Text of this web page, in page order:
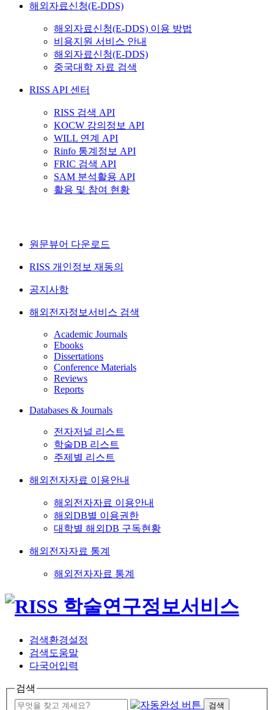
해외자료신청(E-DDS)
해외자료신청(E-DDS) 이용 방법
비용지원 서비스 안내
해외자료신청(E-DDS)
중국대학 자료 검색
RISS API 센터
RISS 검색 API
KOCW 강의정보 API
WILL 연계 API
Rinfo 통계정보 API
FRIC 검색 API
SAM 분석활용 API
활용 및 참여 현황
원문뷰어 다운로드
RISS 개인정보 재동의
공지사항
해외전자정보서비스 검색
Academic Journals
Ebooks
Dissertations
Conference Materials
Reviews
Reports
Databases & Journals
전자저널 리스트
학술DB 리스트
주제별 리스트
해외전자자료 이용안내
해외전자자료 이용안내
해외DB별 이용권한
대학별 해외DB 구독현황
해외전자자료 통계
해외전자자료 통계
검색환경설정
검색도움말
다국어입력
검색
검색